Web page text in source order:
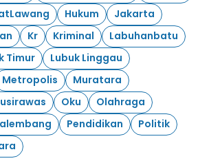
Hukum
Jakarta
Kr Kriminal
Labuhanbatu
Timur
Lubuk Linggau
Metropolis
Muratara
Oku
Olahraga
Pendidikan
Politik